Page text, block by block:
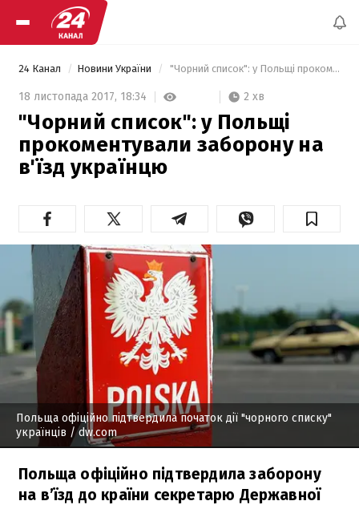
24 Канал Новини України "Чорний список": у Польщі прокоментували заборону на в'їзд українцю
18 листопада 2017, 18:34 2 хв
"Чорний список": у Польщі
прокоментували заборону на
в'їзд українцю
Польща офіційно підтвердила початок дії "чорного списку"
українців / dw.com
Польща офіційно підтвердила заборону
на в’їзд до країни секретарю Державної